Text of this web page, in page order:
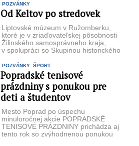
POZVÁNKY
Od Keltov po stredovek
Liptovské múzeum v Ružomberku,
ktoré je v zriaďovateľskej pôsobnosti
Žilinského samosprávneho kraja,
v spolupráci so Skupinou historického
organizuje v sobotu ...
POZVÁNKY ŠPORT
Popradské tenisové
prázdniny s ponukou pre
deti a študentov
Mesto Poprad po úspechu
minuloročnej akcie POPRADSKÉ
TENISOVÉ PRÁZDNINY prichádza aj
tento rok so zvýhodnenou ponukou